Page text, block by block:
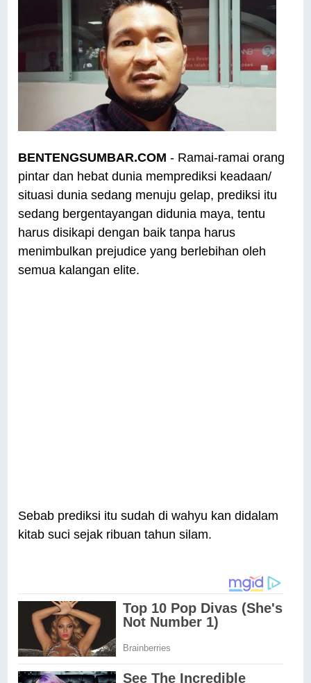
BENTENGSUMBAR.COM - Ramai-ramai orang
pintar dan hebat dunia memprediksi keadaan/
situasi dunia sedang menuju gelap, prediksi itu
sedang bergentayangan didunia maya, tentu
harus disikapi dengan baik tanpa harus
menimbulkan prejudice yang berlebihan oleh
semua kalangan elite.
Sebab prediksi itu sudah di wahyu kan didalam
kitab suci sejak ribuan tahun silam.